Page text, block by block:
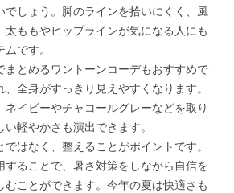
でしょう。脚のラインを拾いにくく、風
太ももやヒップラインが気になる人にも
です。
まとめるワントーンコーデもおすすめで
全身がすっきり見えやすくなります。
ネイビーやチャコールグレーなどを取り
軽やかさも演出できます。
はなく、整えることがポイントです。
することで、暑さ対策をしながら自信を
むことができます。今年の夏は快適さも